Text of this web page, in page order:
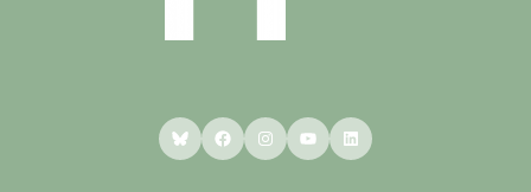
BlueskyFacebookInstagram
YouTubeLinkedIn